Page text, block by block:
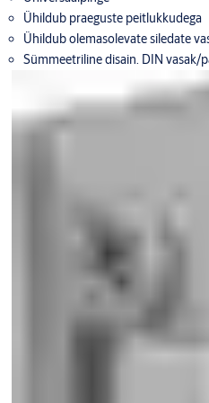
Ühildub praeguste peitlukkudega
Ühildub olemasolevate siledate
Sümmeetriline disain. DIN vasak/